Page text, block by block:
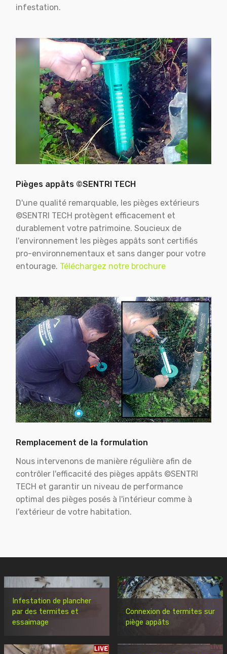
infestation.
Pièges appâts ©SENTRI TECH
D'une qualité remarquable, les pièges extérieurs
©SENTRI TECH protègent efficacement et
durablement votre patrimoine. Soucieux de
l'environnement les pièges appâts sont certifiés
pro-environnementaux et sans danger pour votre
entourage. Téléchargez notre brochure
Remplacement de la formulation
Nous intervenons de manière régulière afin de
contrôler l'efficacité des pièges appâts ©SENTRI
TECH et garantir un niveau de performance
optimal des pièges posés à l'intérieur comme à
l'extérieur de votre habitation.
Infestation de plancher
par des termites et
essaimage
Connexion de termites sur
piège appâts